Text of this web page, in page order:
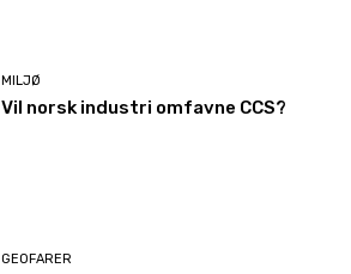
MILJØ
Vil norsk industri omfavne CCS?
GEOFARER